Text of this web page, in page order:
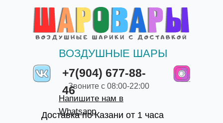
+7(904) 677-88-
46
ВОЗДУШНЫЕ ШАРЫ
Доставка по Казани от 1 часа
Звоните с 08:00-22:00
Напишите нам в
Whatsapp